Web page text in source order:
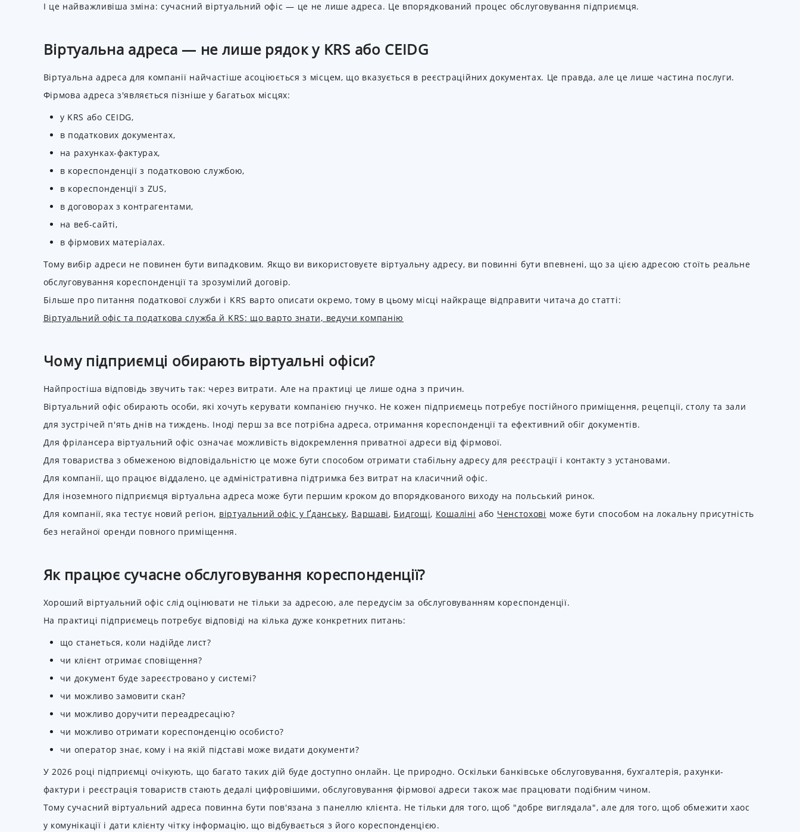
І це найважливіша зміна: сучасний віртуальний офіс — це не лише адреса. Це впорядкований процес обслуговування підприємця.
Віртуальна адреса — не лише рядок у KRS або CEIDG
Віртуальна адреса для компанії найчастіше асоціюється з місцем, що вказується в реєстраційних документах. Це правда, але це лише частина послуги.
Фірмова адреса з'являється пізніше у багатьох місцях:
у KRS або CEIDG,
в податкових документах,
на рахунках-фактурах,
в кореспонденції з податковою службою,
в кореспонденції з ZUS,
в договорах з контрагентами,
на веб-сайті,
в фірмових матеріалах.
Тому вибір адреси не повинен бути випадковим. Якщо ви використовуєте віртуальну адресу, ви повинні бути впевнені, що за цією адресою стоїть реальне
обслуговування кореспонденції та зрозумілий договір.
Більше про питання податкової служби і KRS варто описати окремо, тому в цьому місці найкраще відправити читача до статті:
Віртуальний офіс та податкова служба й KRS: що варто знати, ведучи компанію
Чому підприємці обирають віртуальні офіси?
Найпростіша відповідь звучить так: через витрати. Але на практиці це лише одна з причин.
Віртуальний офіс обирають особи, які хочуть керувати компанією гнучко. Не кожен підприємець потребує постійного приміщення, рецепції, столу та зали
для зустрічей п'ять днів на тиждень. Іноді перш за все потрібна адреса, отримання кореспонденції та ефективний обіг документів.
Для фрілансера віртуальний офіс означає можливість відокремлення приватної адреси від фірмової.
Для товариства з обмеженою відповідальністю це може бути способом отримати стабільну адресу для реєстрації і контакту з установами.
Для компанії, що працює віддалено, це адміністративна підтримка без витрат на класичний офіс.
Для іноземного підприємця віртуальна адреса може бути першим кроком до впорядкованого виходу на польський ринок.
Для компанії, яка тестує новий регіон, віртуальний офіс у Ґданську, Варшаві, Бидгощі, Кошаліні або Ченстохові може бути способом на локальну присутність
без негайної оренди повного приміщення.
Як працює сучасне обслуговування кореспонденції?
Хороший віртуальний офіс слід оцінювати не тільки за адресою, але передусім за обслуговуванням кореспонденції.
На практиці підприємець потребує відповіді на кілька дуже конкретних питань:
що станеться, коли надійде лист?
чи клієнт отримає сповіщення?
чи документ буде зареєстровано у системі?
чи можливо замовити скан?
чи можливо доручити переадресацію?
чи можливо отримати кореспонденцію особисто?
чи оператор знає, кому і на якій підставі може видати документи?
У 2026 році підприємці очікують, що багато таких дій буде доступно онлайн. Це природно. Оскільки банківське обслуговування, бухгалтерія, рахунки-
фактури і реєстрація товариств стають дедалі цифровішими, обслуговування фірмової адреси також має працювати подібним чином.
Тому сучасний віртуальний адреса повинна бути пов'язана з панеллю клієнта. Не тільки для того, щоб "добре виглядала", але для того, щоб обмежити хаос
у комунікації і дати клієнту чітку інформацію, що відбувається з його кореспонденцією.